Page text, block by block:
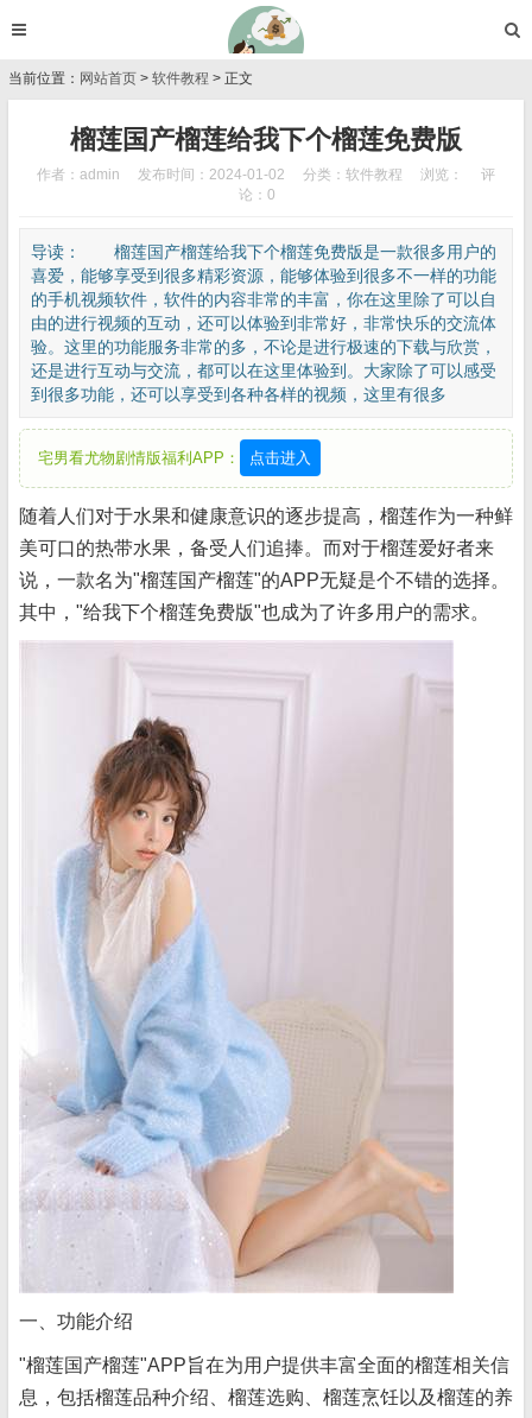
当前位置： 网站首页 > 软件教程 > 正文
榴莲国产榴莲给我下个榴莲免费版
作者：admin 发布时间：2024-01-02 分类： 软件教程 浏览：
评
论：0
导读： 榴莲国产榴莲给我下个榴莲免费版是一款很多用户的
喜爱，能够享受到很多精彩资源，能够体验到很多不一样的功能
的手机视频软件，软件的内容非常的丰富，你在这里除了可以自
由的进行视频的互动，还可以体验到非常好，非常快乐的交流体
验。这里的功能服务非常的多，不论是进行极速的下载与欣赏，
还是进行互动与交流，都可以在这里体验到。大家除了可以感受
到很多功能，还可以享受到各种各样的视频，这里有很多
宅男看尤物剧情版福利APP： 点击进入
随着人们对于水果和健康意识的逐步提高，榴莲作为一种鲜
美可口的热带水果，备受人们追捧。而对于榴莲爱好者来
说，一款名为"榴莲国产榴莲"的APP无疑是个不错的选择。
其中，"给我下个榴莲免费版"也成为了许多用户的需求。
一、功能介绍
"榴莲国产榴莲"APP旨在为用户提供丰富全面的榴莲相关信
息，包括榴莲品种介绍、榴莲选购、榴莲烹饪以及榴莲的养